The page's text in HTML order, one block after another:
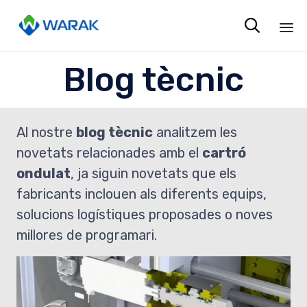

Blog tècnic
Al nostre blog tècnic analitzem les
novetats relacionades amb el cartró
ondulat, ja siguin novetats que els
fabricants inclouen als diferents equips,
solucions logístiques proposades o noves
millores de programari.